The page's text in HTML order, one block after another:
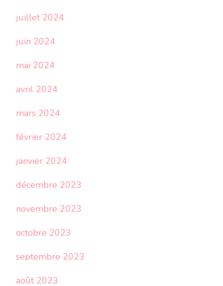
juillet 2024
juin 2024
mai 2024
avril 2024
mars 2024
février 2024
janvier 2024
décembre 2023
novembre 2023
octobre 2023
septembre 2023
août 2023